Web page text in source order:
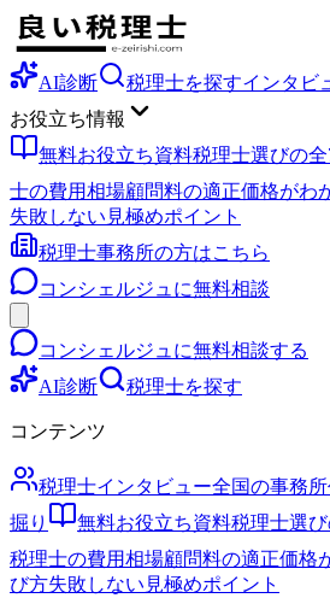
AI診断 税理士を探すインタビ
お役立ち情報
無料お役立ち資料税理士選びの
士の費用相場顧問料の適正価格がわ
失敗しない見極めポイント
税理士事務所の方はこちら
コンシェルジュに無料相談
コンシェルジュに無料相談する
AI診断
税理士を探す
コンテンツ
税理士インタビュー全国の事務
掘り
無料お役立ち資料税理士選
税理士の費用相場顧問料の適正価格
び方失敗しない見極めポイント